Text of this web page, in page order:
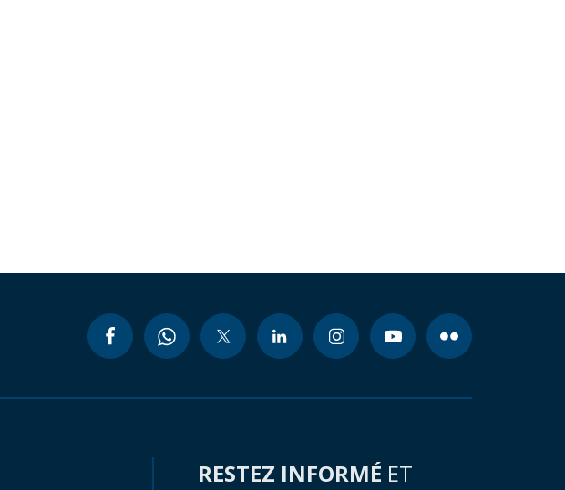
RESTEZ INFORMÉ ET